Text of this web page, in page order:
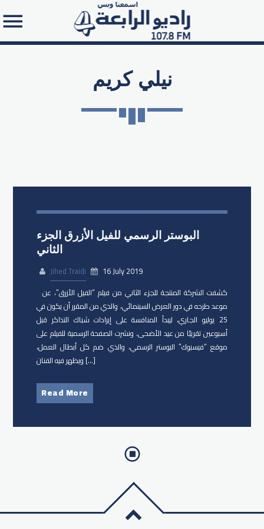
نيلي كريم
البوستر الرسمي للفيل الأزرق الجزء
الثاني
Jihed Traidi
16 July 2019
كشفت الشركة المنتجة للجزء الثاني من فيلم “الفيل الأزرق”، عن
موعد طرحه في دور العرض السينمائي، والذي من المقرر أن يكون في
25 يوليو الجاري، ليبدأ المنافسة على إيرادات شباك التذاكر قبل
أسبوعين تقريبًا من عيد الأضحى. ونشرت الصفحة الرسمية للفيلم على
موقع “فيسبوك” البوستر الرسمي، والذي ضم كل أبطال العمل،
ويظهر فيه الفنان […]
Read More